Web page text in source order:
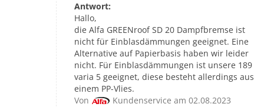
Antwort:
Hallo,
die Alfa GREENroof SD 20 Dampfbremse ist
nicht für Einblasdämmungen geeignet. Eine
Alternative auf Papierbasis haben wir leider
nicht. Für Einblasdämmungen ist unsere 189
varia 5 geeignet, diese besteht allerdings aus
einem PP-Vlies.
Von
Kundenservice am 02.08.2023